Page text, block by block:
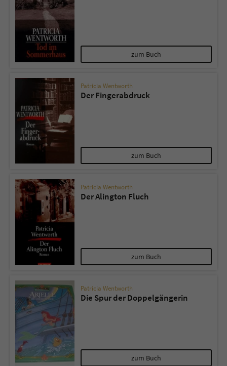
zum Buch
Patricia Wentworth
Der Fingerabdruck
zum Buch
Patricia Wentworth
Der Alington Fluch
zum Buch
Patricia Wentworth
Die Spur der Doppelgängerin
zum Buch